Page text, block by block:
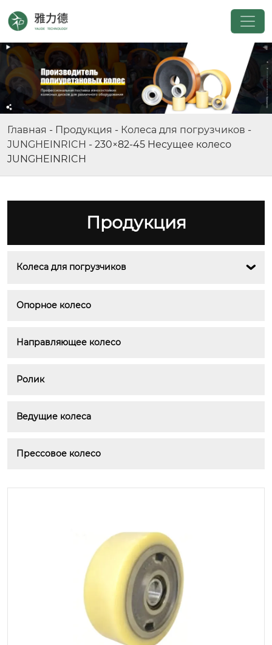
Главная - Продукция - Колеса для погрузчиков -
JUNGHEINRICH - 230×82-45 Hесущее колесо
JUNGHEINRICH
Продукция
Колеса для погрузчиков 
Опорное колесо
Направляющее колесо
Ролик
Ведущие колеса
Прессовое колесо